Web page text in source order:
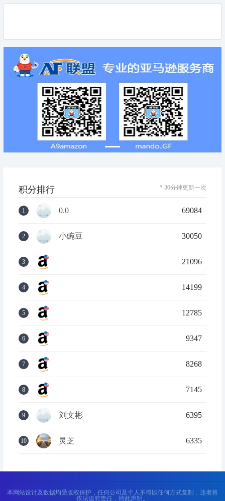
积分排行 * 30分钟更新一次
1 0.0 69084
2 小豌豆 30050
3 21096
4 14199
5 12785
6 9347
7 8268
8 7145
9 刘文彬 6395
10 灵芝 6335
本网站设计及数据均受版权保护，任何公司及个人不得以任何方式复制，违者将
依法追究责任，特此声明。